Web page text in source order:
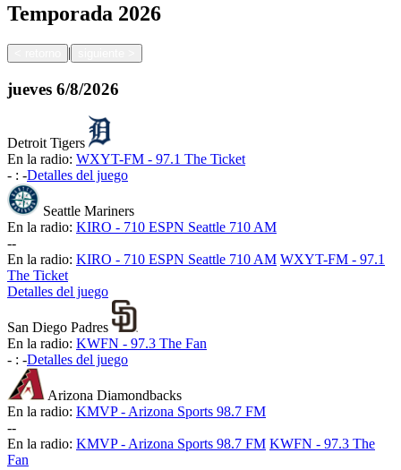
Temporada 2026
|
jueves 6/8/2026
Detroit Tigers
En la radio: WXYT-FM - 97.1 The Ticket
- : -Detalles del juego
Seattle Mariners
En la radio: KIRO - 710 ESPN Seattle 710 AM
--
En la radio: KIRO - 710 ESPN Seattle 710 AM WXYT-FM - 97.1
The Ticket
Detalles del juego
San Diego Padres
En la radio: KWFN - 97.3 The Fan
- : -Detalles del juego
Arizona Diamondbacks
En la radio: KMVP - Arizona Sports 98.7 FM
--
En la radio: KMVP - Arizona Sports 98.7 FM KWFN - 97.3 The
Fan